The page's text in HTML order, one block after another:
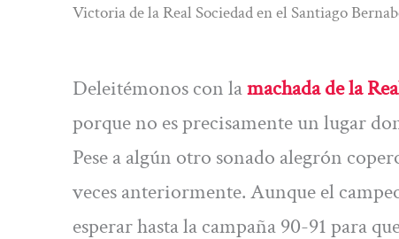
Victoria de la Real Sociedad en el Santiago
Deleitémonos con lamachada de la
porque no es precisamente un lugar
Pese a algún otro sonado alegrón
veces anteriormente. Aunque el
esperar hasta la campaña 90-91 para